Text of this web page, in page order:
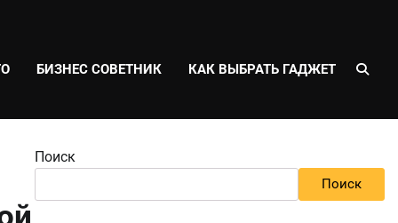
БИЗНЕС СОВЕТНИК КАК ВЫБРАТЬ ГАДЖЕТ
Поиск
Поиск